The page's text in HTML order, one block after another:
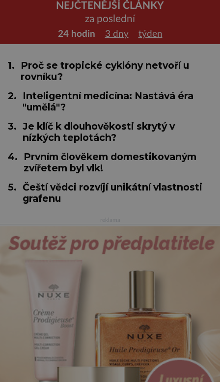
NEJČTENĚJŠÍ ČLÁNKY
za poslední
24 hodin 3 dny týden
1.
Proč se tropické cyklóny netvoří u
rovníku?
2.
Inteligentní medicína: Nastává éra
"umělá"?
3. Je klíč k dlouhověkosti skrytý v
nízkých teplotách?
4.
Prvním člověkem domestikovaným
zvířetem byl vlk!
5. Čeští vědci rozvíjí unikátní vlastnosti
grafenu